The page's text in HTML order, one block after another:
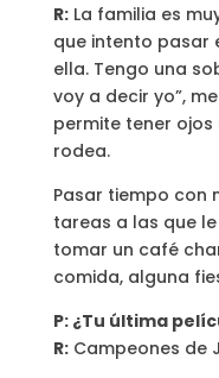
R:La familia es
que intento pasar
ella. Tengo una
voy a decir yo”,
permite tener
rodea.
Pasar tiempo con
tareas a las que
tomar un café
comida, alguna
P: ¿Tu última
R:Campeones de